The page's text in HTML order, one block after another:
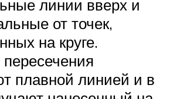
линии вверх и
от точек,
на круге.
плавной линией и в